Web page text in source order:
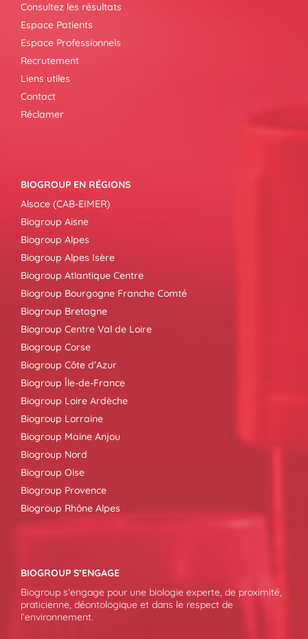
Consultez les résultats
Espace Patients
Espace Professionnels
Recrutement
Liens utiles
Contact
Réclamer
BIOGROUP EN RÉGIONS
Alsace (CAB-EIMER)
Biogroup Aisne
Biogroup Alpes
Biogroup Alpes Isère
Biogroup Atlantique Centre
Biogroup Bourgogne Franche Comté
Biogroup Bretagne
Biogroup Centre Val de Loire
Biogroup Corse
Biogroup Côte d’Azur
Biogroup Île-de-France
Biogroup Loire Ardèche
Biogroup Lorraine
Biogroup Maine Anjou
Biogroup Nord
Biogroup Oise
Biogroup Provence
Biogroup Rhône Alpes
BIOGROUP S’ENGAGE
Biogroup s’engage pour une biologie experte, de proximité,
praticienne, déontologique et dans le respect de
l’environnement.